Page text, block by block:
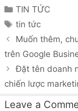
Categories
TIN TỨC
Tags
tin tức
Muốn thêm,
trên Google
Đặt tên doanh
chiến lược
Leave a